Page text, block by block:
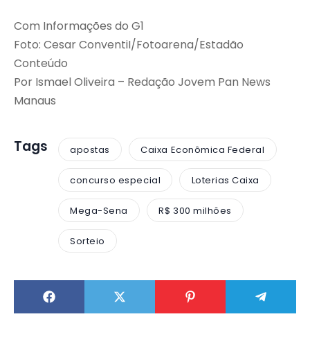
Com Informações do G1
Foto: Cesar ConventiI/Fotoarena/Estadão
Conteúdo
Por Ismael Oliveira – Redação Jovem Pan News
Manaus
Tags apostas Caixa Econômica Federal
concurso especial Loterias Caixa
Mega-Sena R$ 300 milhões
Sorteio